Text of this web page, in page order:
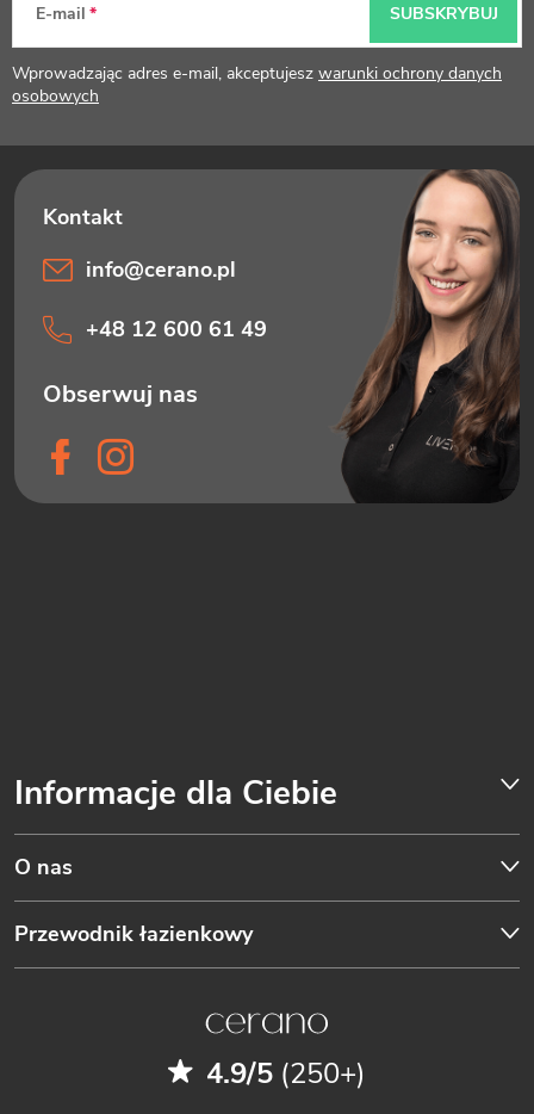
k
a
E-mail
Wprowadzając adres e-mail, akceptujesz warunki ochrony danych
osobowych
SUBSKRYBUJ
Informacje dla Ciebie
O nas
Przewodnik łazienkowy
info@cerano.pl
+48 12 600 61 49
4.9/5 (250+)